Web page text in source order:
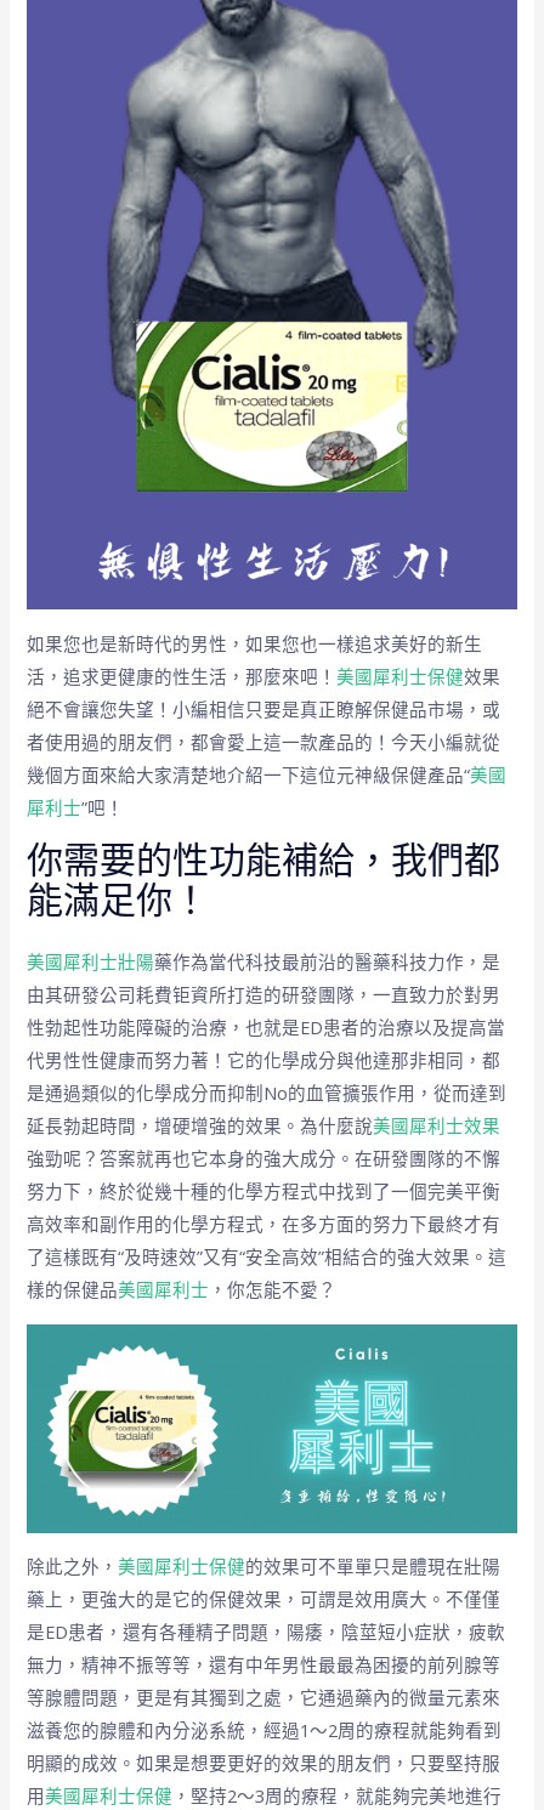
如果您也是新時代的男性，如果您也一樣追求美好的新生
活，追求更健康的性生活，那麼來吧！美國犀利士保健效果
絕不會讓您失望！小編相信只要是真正瞭解保健品市場，或
者使用過的朋友們，都會愛上這一款產品的！今天小編就從
幾個方面來給大家清楚地介紹一下這位元神級保健產品“美國
犀利士”吧！
你需要的性功能補給，我們都
能滿足你！
美國犀利士壯陽藥作為當代科技最前沿的醫藥科技力作，是
由其研發公司耗費钜資所打造的研發團隊，一直致力於對男
性勃起性功能障礙的治療，也就是ED患者的治療以及提高當
代男性性健康而努力著！它的化學成分與他達那非相同，都
是通過類似的化學成分而抑制No的血管擴張作用，從而達到
延長勃起時間，增硬增強的效果。為什麼說美國犀利士效果
強勁呢？答案就再也它本身的強大成分。在研發團隊的不懈
努力下，終於從幾十種的化學方程式中找到了一個完美平衡
高效率和副作用的化學方程式，在多方面的努力下最終才有
了這樣既有“及時速效”又有“安全高效”相結合的強大效果。這
樣的保健品美國犀利士 ，你怎能不愛？
除此之外，美國犀利士保健的效果可不單單只是體現在壯陽
藥上，更強大的是它的保健效果，可謂是效用廣大。不僅僅
是ED患者，還有各種精子問題，陽痿，陰莖短小症狀，疲軟
無力，精神不振等等，還有中年男性最最為困擾的前列腺等
等腺體問題，更是有其獨到之處，它通過藥內的微量元素來
滋養您的腺體和內分泌系統，經過1～2周的療程就能夠看到
明顯的成效。如果是想要更好的效果的朋友們，只要堅持服
用美國犀利士保健 ，堅持2～3周的療程，就能夠完美地進行